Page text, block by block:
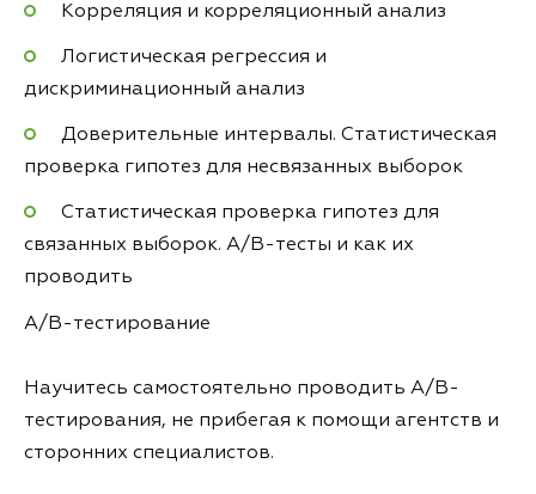
Корреляция и корреляционный анализ
Логистическая регрессия и
дискриминационный анализ
Доверительные интервалы. Статистическая
проверка гипотез для несвязанных выборок
Статистическая проверка гипотез для
связанных выборок. A/B-тесты и как их
проводить
A/B-тестирование
Научитесь самостоятельно проводить A/B-
тестирования, не прибегая к помощи агентств и
сторонних специалистов.